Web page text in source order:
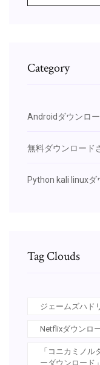
Category
Androidダウンロ
無料ダウンロード
Python kali linux
Tag Clouds
ジェームズハド
Netflixダウンロ
「コニカミノ
ーダウンロード」